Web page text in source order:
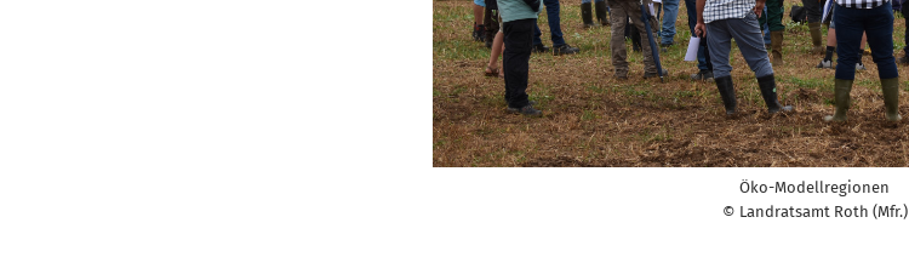
Öko-Modellregionen
© Landratsamt Roth (Mfr.)